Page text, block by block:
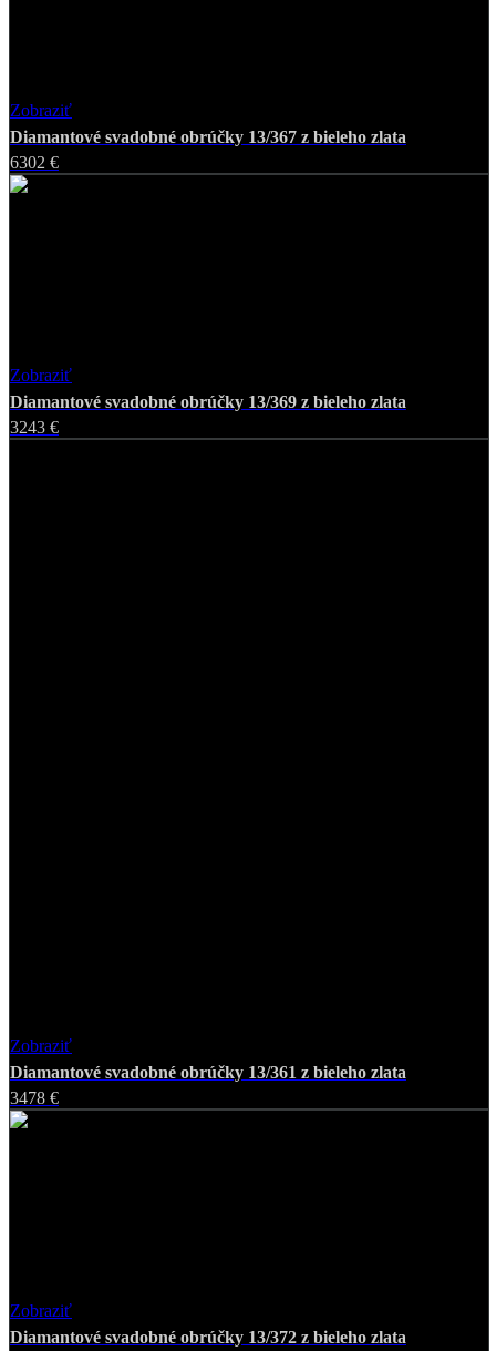
Zobraziť
Diamantové svadobné obrúčky 13/367 z bieleho zlata
6302 €
Zobraziť
Diamantové svadobné obrúčky 13/369 z bieleho zlata
3243 €
Zobraziť
Diamantové svadobné obrúčky 13/361 z bieleho zlata
3478 €
Zobraziť
Diamantové svadobné obrúčky 13/372 z bieleho zlata